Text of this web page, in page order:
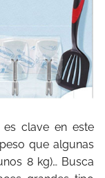
es clave en este
que algunas
8 kg)… Busca